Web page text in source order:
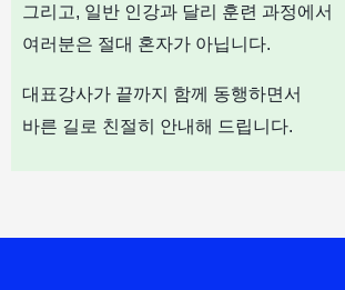
그리고, 일반 인강과 달리 훈련 과정에서
여러분은 절대 혼자가 아닙니다.
대표강사가 끝까지 함께 동행하면서
바른 길로 친절히 안내해 드립니다.